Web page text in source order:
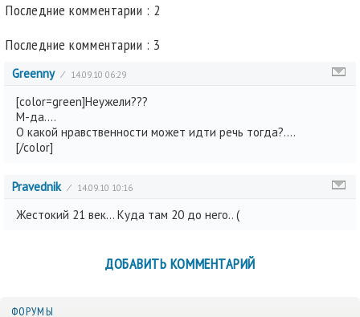
Последние комментарии : 2
Последние комментарии : 3
Greenny ⁄ 14.09.10 06:29
[color=green]Неужели???
М-да....
О какой нравственности может идти речь тогда?....
[/color]
Pravednik ⁄ 14.09.10 10:16
Жестокий 21 век... Куда там 20 до него.. (
ДОБАВИТЬ КОММЕНТАРИЙ
ФОРУМЫ